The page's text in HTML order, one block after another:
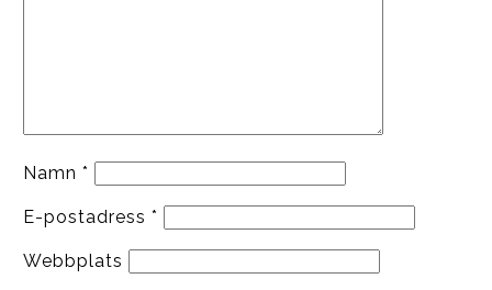
Namn *
E-postadress *
Webbplats